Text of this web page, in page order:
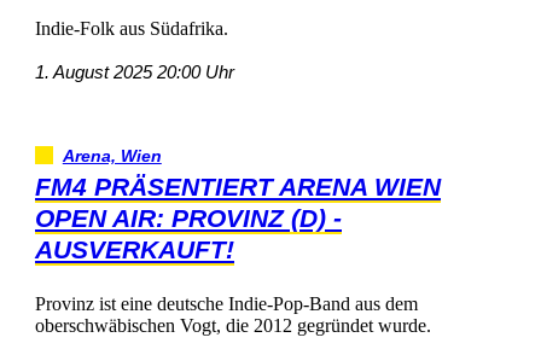
Indie-FolkausSüdafrika.
1.August202520:00Uhr
Arena,Wien
FM4PRÄSENTIERTARENAWIEN
OPENAIR:PROVINZ(D)-
AUSVERKAUFT!
ProvinzisteinedeutscheIndie-Pop-Bandausdem
oberschwäbischenVogt,die2012gegründetwurde.